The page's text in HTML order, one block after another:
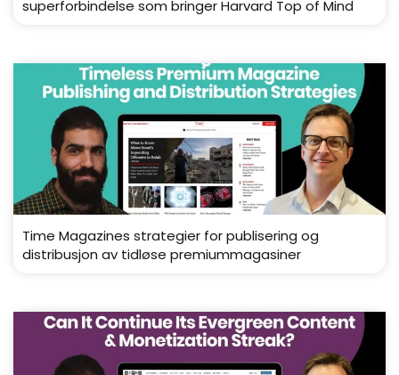
superforbindelse som bringer Harvard Top of Mind
Time Magazines strategier for publisering og
distribusjon av tidløse premiummagasiner